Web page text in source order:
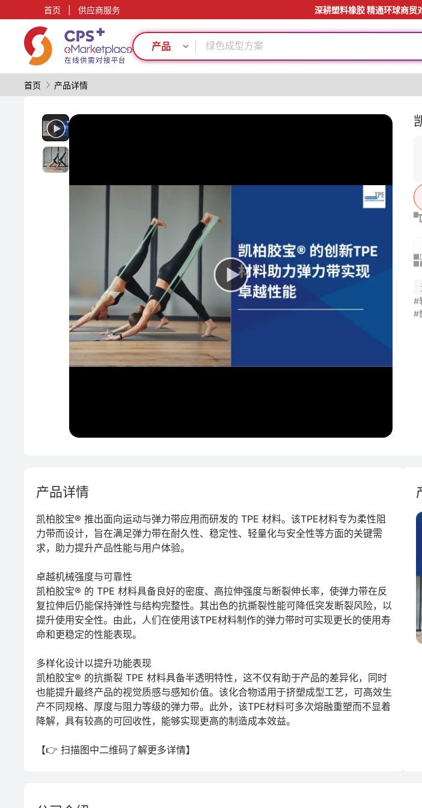
首页 供应商服务 深耕塑料橡胶 精通环球商贸
产品
环保
绿色成型方案
定制化
模具
环保
定制化
模具
PET
PVC
首页 产品详情
#
#
产品详情
凯柏胶宝® 推出面向运动与弹力带应用而研发的 TPE 材料。该TPE材料专为柔性阻
力带而设计，旨在满足弹力带在耐久性、稳定性、轻量化与安全性等方面的关键需
求，助力提升产品性能与用户体验。
卓越机械强度与可靠性
凯柏胶宝® 的 TPE 材料具备良好的密度、高拉伸强度与断裂伸长率，使弹力带在反
复拉伸后仍能保持弹性与结构完整性。其出色的抗撕裂性能可降低突发断裂风险，以
提升使用安全性。由此，人们在使用该TPE材料制作的弹力带时可实现更长的使用寿
命和更稳定的性能表现。
多样化设计以提升功能表现
凯柏胶宝® 的抗撕裂 TPE 材料具备半透明特性，这不仅有助于产品的差异化，同时
也能提升最终产品的视觉质感与感知价值。该化合物适用于挤塑成型工艺，可高效生
产不同规格、厚度与阻力等级的弹力带。此外，该TPE材料可多次熔融重塑而不显着
降解，具有较高的可回收性，能够实现更高的制造成本效益。
【👉 扫描图中二维码了解更多详情】